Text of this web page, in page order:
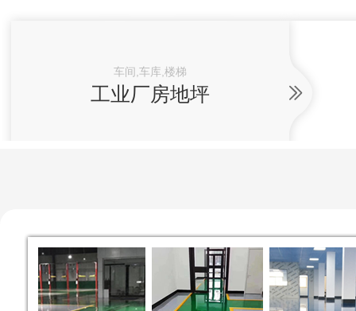
车间,车库,楼梯
工业厂房地坪